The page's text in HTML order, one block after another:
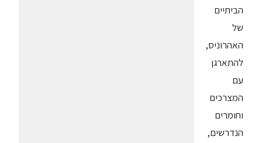
הביתיים
של
האהרוניס,
להתארגן
עם
המצרכים
וחומרים
הנדרשים,